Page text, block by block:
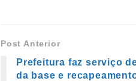
Post Anterior
Prefeitura faz serviço
da base e